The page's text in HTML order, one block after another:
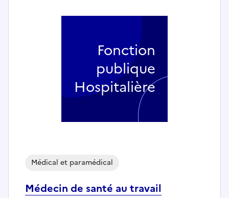
Médecin de santé au travail
Médical et paramédical
Fonction
publique
Hospitalière